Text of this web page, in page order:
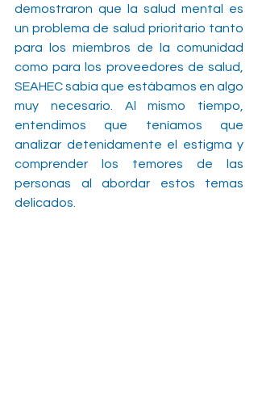
demostraron que la salud mental es
un problema de salud prioritario tanto
para los miembros de la comunidad
como para los proveedores de salud,
SEAHEC sabía que estábamos en algo
muy necesario. Al mismo tiempo,
entendimos que teníamos que
analizar detenidamente el estigma y
comprender los temores de las
personas al abordar estos temas
delicados.